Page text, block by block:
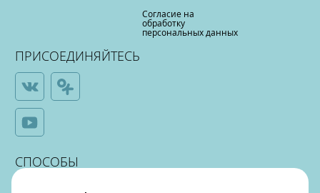
Согласие на
обработку
персональных данных
ПРИСОЕДИНЯЙТЕСЬ
СПОСОБЫ
ОПЛАТЫ